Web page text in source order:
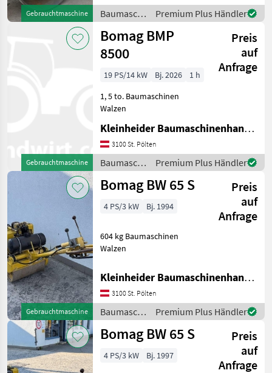
Gebrauchtmaschine
Baumaschinen
/ Bomag
Premium Plus Händler
Gebrauchtmaschine
Bomag BMP
8500
Preis
auf
Anfrage
19 PS/14 kW Bj. 2026
1 h
1, 5 to. Baumaschinen
Walzen
Kleinheider Baumaschinenhandel GmbH.
3100 St. Pölten
Baumaschinen
/ Bomag
Premium Plus Händler
Gebrauchtmaschine
Bomag BW 65 S
Preis
auf
Anfrage
4 PS/3 kW Bj. 1994
604 kg Baumaschinen
Walzen
Kleinheider Baumaschinenhandel GmbH.
3100 St. Pölten
Baumaschinen
/ Bomag
Premium Plus Händler
Bomag BW 65 S
Preis
auf
Anfrage
4 PS/3 kW Bj. 1997